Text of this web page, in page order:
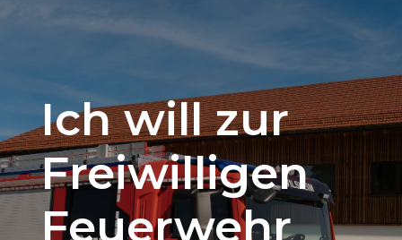
Ich will zur
Freiwilligen
Feuerwehr